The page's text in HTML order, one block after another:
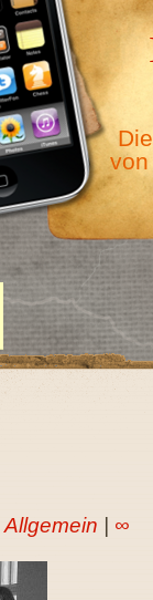
Allgemein ∞